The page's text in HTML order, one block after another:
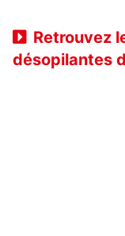
Retrouvez
désopilantes